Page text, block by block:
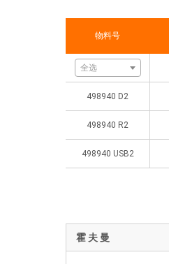
物料号
全选
498940 D2
498940 R2
498940 USB2
霍 夫 曼